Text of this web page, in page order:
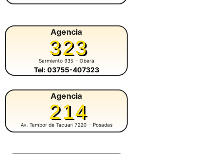
Agencia
323
Sarmiento 935 - Oberá
Tel: 03755-407323
Agencia
214
Av. Tambor de Tacuarí 7220 - Posadas